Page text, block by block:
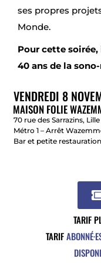
ses propres
Monde.
Pour cette
40 ans de la
VENDREDI 8
MAISON FOLIE
70 rue des Sarrazins, Lille
Métro 1 – Arrêt
Bar et petite
TARIF
TARIF